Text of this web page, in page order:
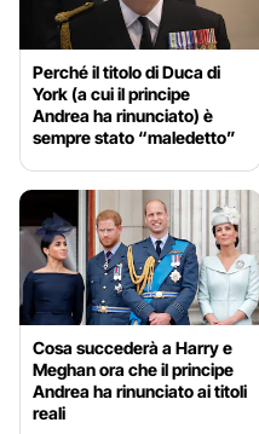
Perché il titolo di Duca di
York (a cui il principe
Andrea ha rinunciato) è
sempre stato “maledetto”
Cosa succederà a Harry e
Meghan ora che il principe
Andrea ha rinunciato ai titoli
reali